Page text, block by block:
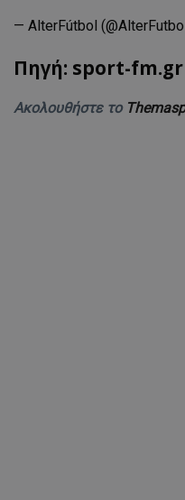
— AlterFútbol
Πηγή: sport-fm.gr
Ακολουθήστε το